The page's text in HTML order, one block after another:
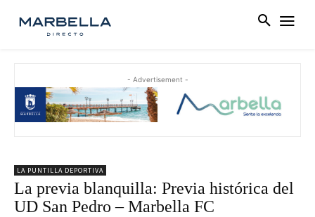
- Advertisement -
LA PUNTILLA DEPORTIVA
La previa blanquilla: Previa histórica del
UD San Pedro – Marbella FC